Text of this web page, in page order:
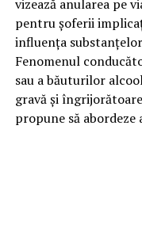
vizează anularea pe
pentru șoferii
influența
Fenomenul
sau a băuturilor
gravă și
propune să